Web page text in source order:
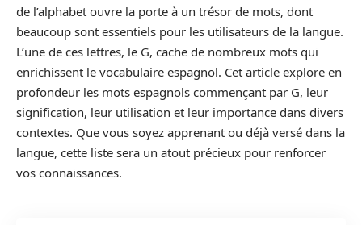
de l’alphabet ouvre la porte à un trésor de mots, dont
beaucoup sont essentiels pour les utilisateurs de la langue.
L’une de ces lettres, le G, cache de nombreux mots qui
enrichissent le vocabulaire espagnol. Cet article explore en
profondeur les mots espagnols commençant par G, leur
signification, leur utilisation et leur importance dans divers
contextes. Que vous soyez apprenant ou déjà versé dans la
langue, cette liste sera un atout précieux pour renforcer
vos connaissances.